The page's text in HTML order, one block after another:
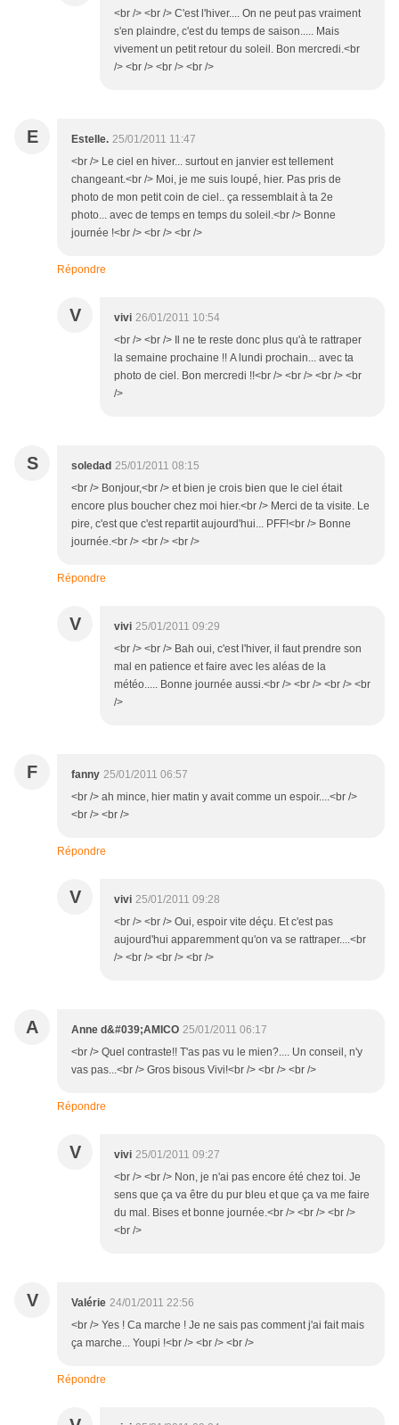
<br /> <br /> C'est l'hiver.... On ne peut pas vraiment
s'en plaindre, c'est du temps de saison..... Mais
vivement un petit retour du soleil. Bon mercredi.<br
/> <br /> <br /> <br />
E Estelle. 25/01/2011 11:47
<br /> Le ciel en hiver... surtout en janvier est tellement
changeant.<br /> Moi, je me suis loupé, hier. Pas pris de
photo de mon petit coin de ciel.. ça ressemblait à ta 2e
photo... avec de temps en temps du soleil.<br /> Bonne
journée !<br /> <br /> <br />
Répondre
V vivi 26/01/2011 10:54
<br /> <br /> Il ne te reste donc plus qu'à te rattraper
la semaine prochaine !! A lundi prochain... avec ta
photo de ciel. Bon mercredi !!<br /> <br /> <br /> <br
/>
S soledad 25/01/2011 08:15
<br /> Bonjour,<br /> et bien je crois bien que le ciel était
encore plus boucher chez moi hier.<br /> Merci de ta visite. Le
pire, c'est que c'est repartit aujourd'hui... PFF!<br /> Bonne
journée.<br /> <br /> <br />
Répondre
V vivi 25/01/2011 09:29
<br /> <br /> Bah oui, c'est l'hiver, il faut prendre son
mal en patience et faire avec les aléas de la
météo..... Bonne journée aussi.<br /> <br /> <br /> <br
/>
F fanny 25/01/2011 06:57
<br /> ah mince, hier matin y avait comme un espoir....<br />
<br /> <br />
Répondre
V vivi 25/01/2011 09:28
<br /> <br /> Oui, espoir vite déçu. Et c'est pas
aujourd'hui apparemment qu'on va se rattraper....<br
/> <br /> <br /> <br />
A Anne d&#039;AMICO 25/01/2011 06:17
<br /> Quel contraste!! T'as pas vu le mien?.... Un conseil, n'y
vas pas...<br /> Gros bisous Vivi!<br /> <br /> <br />
Répondre
V vivi 25/01/2011 09:27
<br /> <br /> Non, je n'ai pas encore été chez toi. Je
sens que ça va être du pur bleu et que ça va me faire
du mal. Bises et bonne journée.<br /> <br /> <br />
<br />
V Valérie 24/01/2011 22:56
<br /> Yes ! Ca marche ! Je ne sais pas comment j'ai fait mais
ça marche... Youpi !<br /> <br /> <br />
Répondre